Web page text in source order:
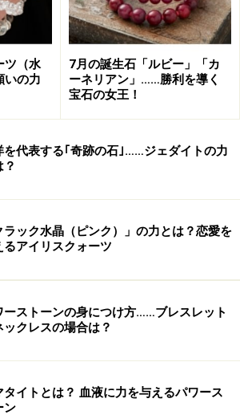
いる他に、たくさんのパワーストーン
協会編著
ーストーンブレス事典 』
社）1,500円
ものです。最新の内容をご確認くださ
入サイト】
パワーストーンをチェック！
ツ（水
の力
7月の誕生石「ルビー」「カ
ーネリアン」……勝利を導く
宝石の女王！
を代表する｢奇跡の石｣……ジェダイトの力
？
ラック水晶（ピンク）」の力とは？恋愛を
るアイリスクォーツ
ーストーンの身につけ方……ブレスレット
ックレスの場合は？
タイトとは？ 血液に力を与えるパワース
ン